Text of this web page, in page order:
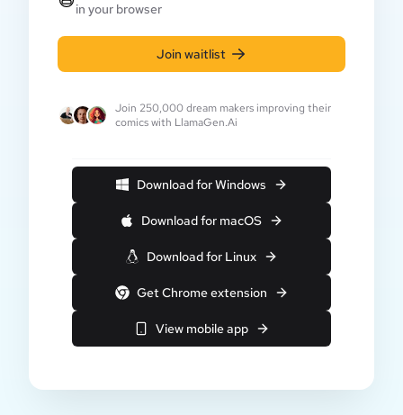
in your browser
Join waitlist
Join 250,000 dream makers improving their
comics with LlamaGen.Ai
Download for Windows
Download for macOS
Download for Linux
Get Chrome extension
View mobile app